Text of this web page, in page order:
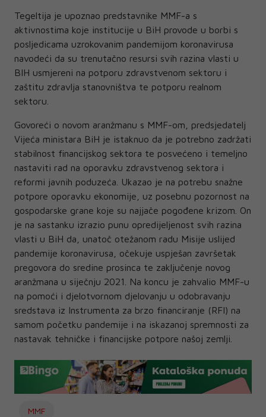
Tegeltija je upoznao predstavnike MMF-a s
aktivnostima koje institucije u BiH provode u borbi s
posljedicama uzrokovanim pandemijom koronavirusa
navodeći da su trenutačno resursi svih razina vlasti u
BIH usmjereni na potporu zdravstvenom sektoru i
zaštitu zdravlja stanovništva te potporu realnom
sektoru.
Govoreći o novom aranžmanu s MMF-om, predsjedatelj
Vijeća ministara BiH je istaknuo da je potrebno zadržati
stabilnost financijskog sektora te posvećeno i temeljno
nastaviti rad na oporavku zdravstvenog sektora i
reformi javnih poduzeća. Ukazao je na potrebu snažne
potpore oporavku ekonomije, uz posebnu pozornost na
gospodarske grane koje su najjače pogođene krizom. On
je na sastanku izrazio punu opredijeljenost svih razina
vlasti u BiH da, unatoč otežanom radu Misije uslijed
pandemije koronavirusa, očekuje uspješan završetak
pregovora do sredine prosinca te zaključenje novog
aranžmana u siječnju 2021. Na koncu je zahvalio MMF-u
na pomoći i djelotvornom djelovanju u odobravanju
sredstava iz Instrumenta za brzo financiranje (RFI) na
samom početku pandemije i na iskazanoj spremnosti za
nastavak tehničke i financijske potpore našoj zemlji.
MMF